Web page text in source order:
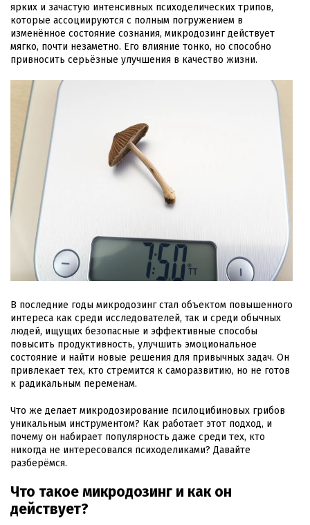
ярких и зачастую интенсивных психоделических трипов,
которые ассоциируются с полным погружением в
изменённое состояние сознания, микродозинг действует
мягко, почти незаметно. Его влияние тонко, но способно
привносить серьёзные улучшения в качество жизни.
В последние годы микродозинг стал объектом повышенного
интереса как среди исследователей, так и среди обычных
людей, ищущих безопасные и эффективные способы
повысить продуктивность, улучшить эмоциональное
состояние и найти новые решения для привычных задач. Он
привлекает тех, кто стремится к саморазвитию, но не готов
к радикальным переменам.
Что же делает микродозирование псилоцибиновых грибов
уникальным инструментом? Как работает этот подход, и
почему он набирает популярность даже среди тех, кто
никогда не интересовался психоделиками? Давайте
разберёмся.
Что такое микродозинг и как он
действует?